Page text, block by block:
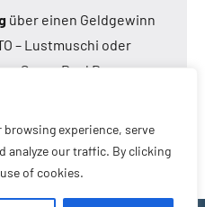
browsing experience, serve
analyze our traffic. By clicking
of cookies.
über einen Geldgewinn
– Lustmuschi oder
Super Real Dong –
noch einfällt –